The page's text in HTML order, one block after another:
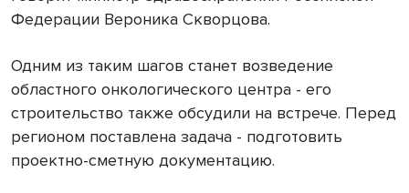
Федерации Вероника Скворцова.
Одним из таким шагов станет возведение
областного онкологического центра - его
строительство также обсудили на встрече. Перед
регионом поставлена задача - подготовить
проектно-сметную документацию.